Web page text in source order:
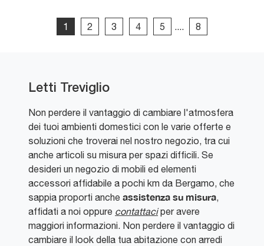
1 2 3 4 5 .... 8
Letti Treviglio
Non perdere il vantaggio di cambiare l'atmosfera
dei tuoi ambienti domestici con le varie offerte e
soluzioni che troverai nel nostro negozio, tra cui
anche articoli su misura per spazi difficili. Se
desideri un negozio di mobili ed elementi
accessori affidabile a pochi km da Bergamo, che
sappia proporti anche assistenza su misura,
affidati a noi oppure contattaciper avere
maggiori informazioni. Non perdere il vantaggio di
cambiare il look della tua abitazione con arredi